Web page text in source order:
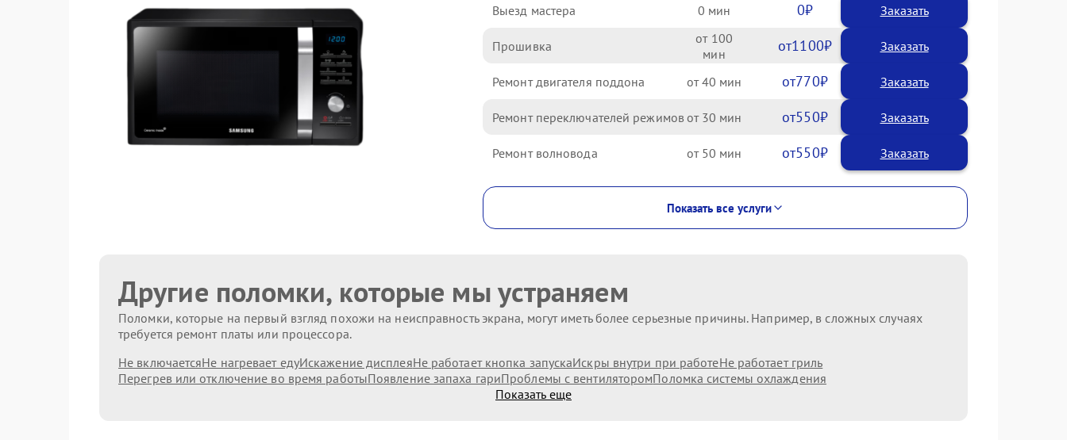
Выезд мастера 0 0 Заказать
Прошивка 100 1100
Ремонт двигателя поддона 40 770
Ремонт переключателей режимов 30 550
Ремонт волновода 50 550
Показать все услуги
Другие поломки, которые мы устраняем
Поломки, которые на первый взгляд похожи на неисправность экрана, могут иметь более серьезные причины. Например, в сложных случаях
требуется ремонт платы или процессора.
Не включаетсяНе нагревает едуИскажение дисплеяНе работает кнопка запускаИскры внутри при работеНе работает гриль
Перегрев или отключение во время работыПоявление запаха гариПроблемы с вентиляторомПоломка системы охлаждения
Показать еще